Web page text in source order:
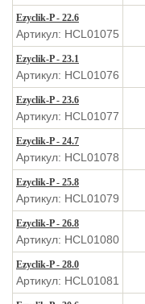
Ezyclik-P - 22.6
Артикул: HCL01075
Ezyclik-P - 23.1
Артикул: HCL01076
Ezyclik-P - 23.6
Артикул: HCL01077
Ezyclik-P - 24.7
Артикул: HCL01078
Ezyclik-P - 25.8
Артикул: HCL01079
Ezyclik-P - 26.8
Артикул: HCL01080
Ezyclik-P - 28.0
Артикул: HCL01081